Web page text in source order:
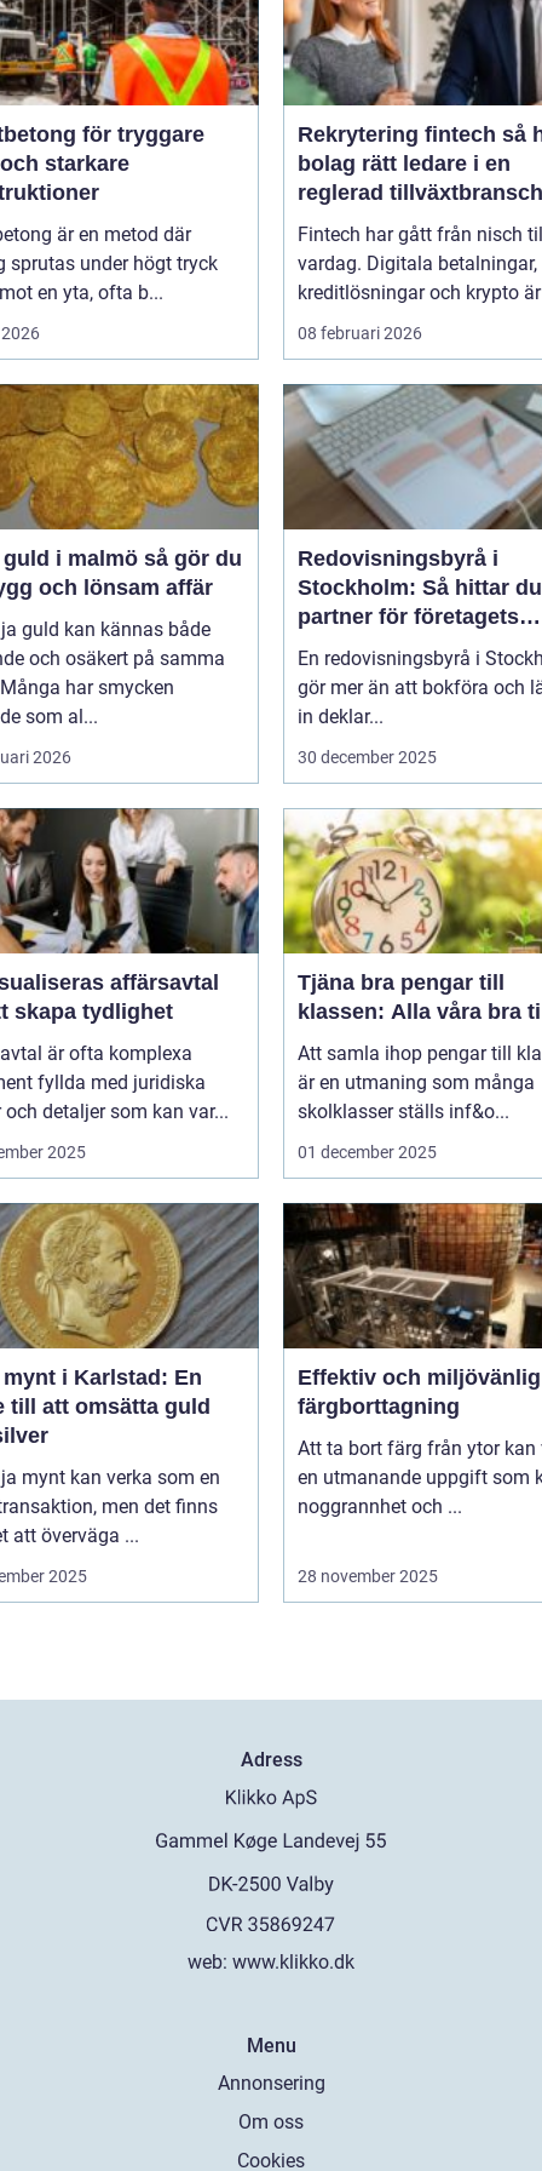
för tryggare
starkare
är en metod där
sprutas under högt tryck
en yta, ofta b...
Rekrytering fintech så hittar
bolag rätt ledare i en
reglerad tillväxtbransch
Fintech har gått från nisch
vardag. Digitala betalningar,
kreditlösningar och krypto
08 februari 2026
i malmö så gör du
och lönsam affär
guld kan kännas både
och osäkert på samma
har smycken
som al...
2026
Redovisningsbyrå i
Stockholm: Så hittar
partner för företagets
ekonomi
En redovisningsbyrå i
gör mer än att bokföra och
in deklar...
30 december 2025
affärsavtal
skapa tydlighet
är ofta komplexa
fyllda med juridiska
och detaljer som kan var...
2025
Tjäna bra pengar till
klassen: Alla våra bra
Att samla ihop pengar till
är en utmaning som många
skolklasser ställs inf&o...
01 december 2025
mynt i Karlstad: En
till att omsätta guld
mynt kan verka som en
men det finns
att överväga ...
2025
Effektiv och miljövänlig
färgborttagning
Att ta bort färg från ytor kan
en utmanande uppgift som
noggrannhet och ...
28 november 2025
Adress
web: www.klikko.dk
Menu
Annonsering
Om oss
Cookies